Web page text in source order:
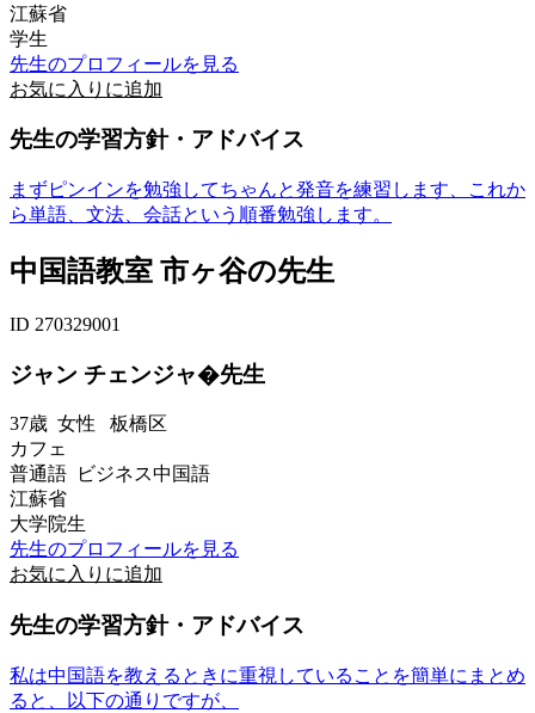
江蘇省
学生
先生のプロフィールを見る
お気に入りに追加
先生の学習方針・アドバイス
まずピンインを勉強してちゃんと発音を練習します、これか
ら単語、文法、会話という順番勉強します。
中国語教室 市ヶ谷の先生
ID 270329001
ジャン チェンジャ�先生
37歳 女性 板橋区
カフェ
普通語 ビジネス中国語
江蘇省
大学院生
先生のプロフィールを見る
お気に入りに追加
先生の学習方針・アドバイス
私は中国語を教えるときに重視していることを簡単にまとめ
ると、以下の通りですが、